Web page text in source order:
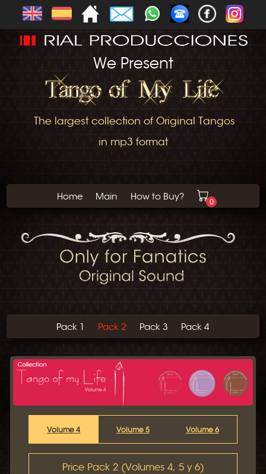
We Present
The largest collection of Original Tangos
in mp3 format
Home Main How to Buy? 0
Pack 1 Pack 2 Pack 3 Pack 4
Volume 4 Volume 5 Volume 6
Price Pack 2 (Volumes 4, 5 y 6)